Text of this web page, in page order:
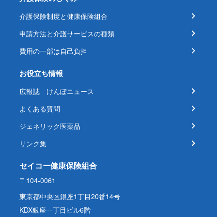
介護保険制度と健康保険組合
申請方法と介護サービスの種類
費用の一部は自己負担
お役立ち情報
広報誌 けんぽニュース
よくある質問
ジェネリック医薬品
リンク集
セイコー健康保険組合
〒104-0061
東京都中央区銀座1丁目20番14号
KDX銀座一丁目ビル6階